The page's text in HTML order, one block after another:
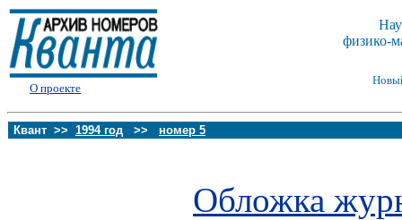
О проекте
физико-
Квант >> 1994 год >> номер 5
Обложка